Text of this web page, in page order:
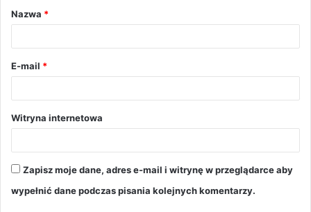
Nazwa *
E-mail *
Witryna internetowa
Zapisz moje dane, adres e-mail i witrynę w przeglądarce aby
wypełnić dane podczas pisania kolejnych komentarzy.